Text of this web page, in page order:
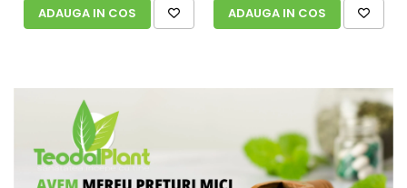
ADAUGA IN COS ADAUGA IN COS